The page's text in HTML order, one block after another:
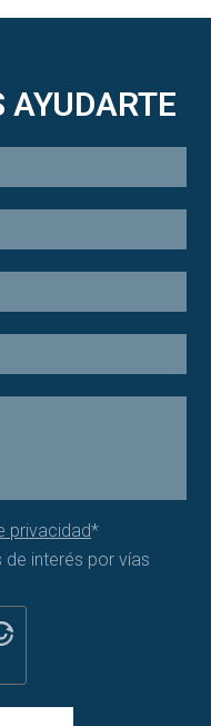
AYUDARTE
privacidad*
interés por vías